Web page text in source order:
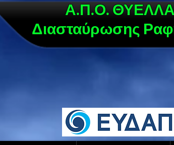
Α.Π.Ο.
Διασταύρωσης